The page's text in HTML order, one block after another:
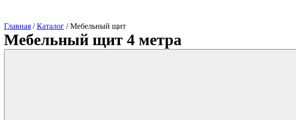
Главная /Каталог /Мебельный щит
Мебельный щит 4 метра